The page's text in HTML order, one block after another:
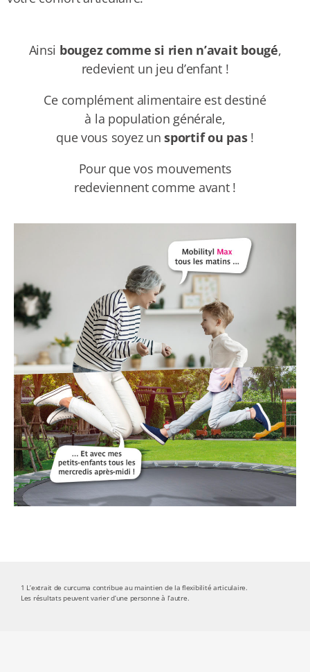
Ainsi bougez comme si rien n’avait bougé,
redevient un jeu d’enfant !
Ce complément alimentaire est destiné
à la population générale,
que vous soyez unsportif ou pas!
Pour que vos mouvements
redeviennent comme avant !
1 L’extrait de curcuma contribue au maintien de la flexibilité articulaire.
Les résultats peuvent varier d’une personne à l’autre.